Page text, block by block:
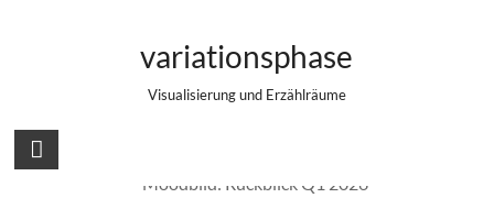
variationsphase
Visualisierung und Erzählräume
Aller Anfang ist schwer – ein Rückblick